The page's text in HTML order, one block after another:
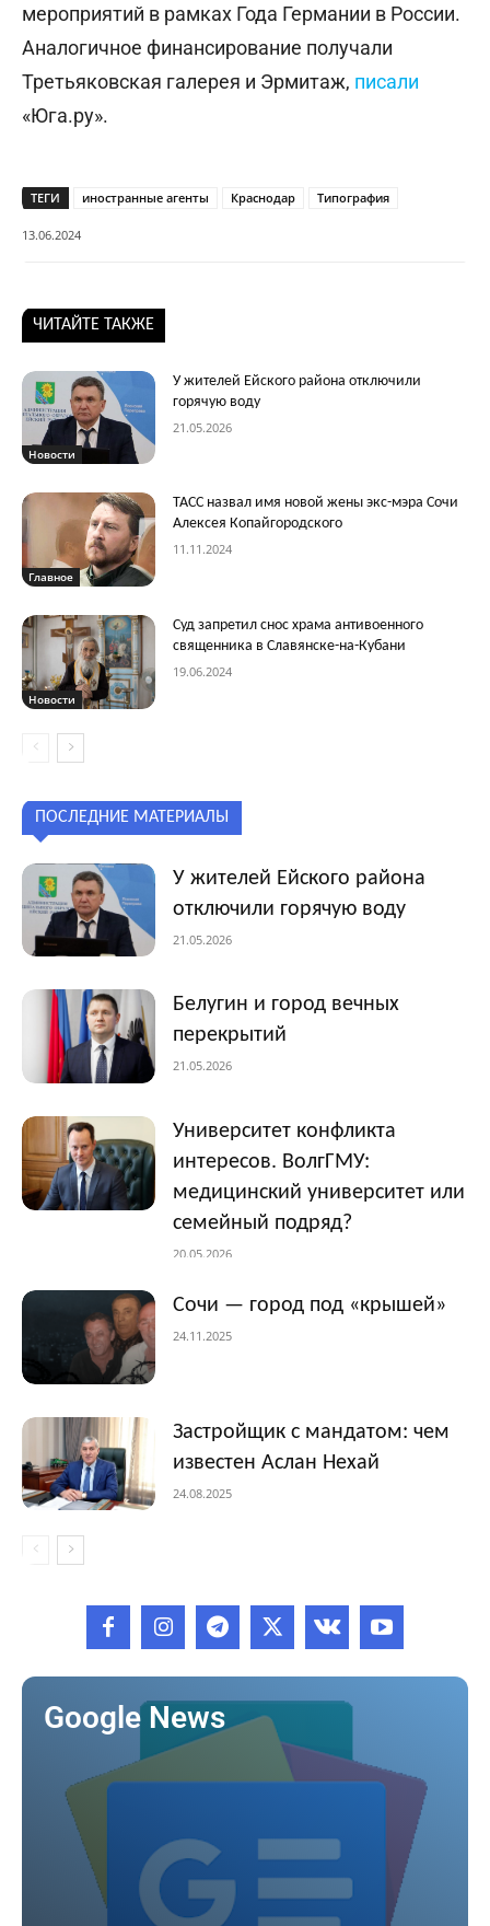
мероприятий в рамках Года Германии в России.
Аналогичное финансирование получали
Третьяковская галерея и Эрмитаж, писали
«Юга.ру».
ТЕГИ иностранные агенты Краснодар Типография
13.06.2024
ЧИТАЙТЕ ТАКЖЕ
Новости
У жителей Ейского района отключили
горячую воду
21.05.2026
Главное
ТАСС назвал имя новой жены экс-мэра Сочи
Алексея Копайгородского
11.11.2024
Новости
Суд запретил снос храма антивоенного
священника в Славянске-на-Кубани
19.06.2024
ПОСЛЕДНИЕ МАТЕРИАЛЫ
У жителей Ейского района
отключили горячую воду
21.05.2026
Белугин и город вечных
перекрытий
21.05.2026
Университет конфликта
интересов. ВолгГМУ:
медицинский университет или
семейный подряд?
20.05.2026
Сочи — город под «крышей»
24.11.2025
Застройщик с мандатом: чем
известен Аслан Нехай
24.08.2025
Google News